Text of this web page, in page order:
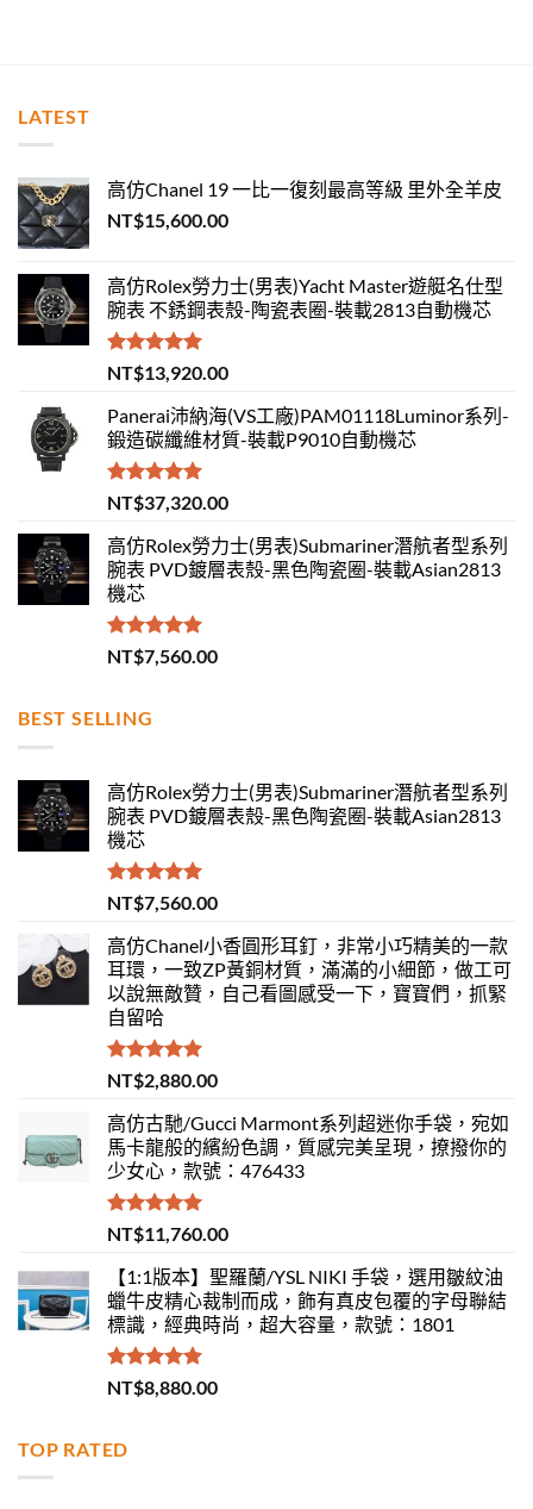
LATEST
高仿Chanel 19 一比一復刻最高等級 里外全羊皮
NT$15,600.00
高仿Rolex勞力士(男表)Yacht Master遊艇名仕型
腕表 不銹鋼表殼-陶瓷表圈-裝載2813自動機芯
評分5.00
滿分 5
NT$13,920.00
Panerai沛納海(VS工廠)PAM01118Luminor系列-
鍛造碳纖維材質-裝載P9010自動機芯
評分5.00
滿分 5
NT$37,320.00
高仿Rolex勞力士(男表)Submariner潛航者型系列
腕表 PVD鍍層表殼-黑色陶瓷圈-裝載Asian2813
機芯
評分 5.00
滿分 5
NT$7,560.00
BEST SELLING
高仿Rolex勞力士(男表)Submariner潛航者型系列
腕表 PVD鍍層表殼-黑色陶瓷圈-裝載Asian2813
機芯
評分 5.00
滿分 5
NT$7,560.00
高仿Chanel小香圓形耳釘，非常小巧精美的一款
耳環，一致ZP黃銅材質，滿滿的小細節，做工可
以說無敵贊，自己看圖感受一下，寶寶們，抓緊
自留哈
評分 5.00
滿分 5
NT$2,880.00
高仿古馳/Gucci Marmont系列超迷你手袋，宛如
馬卡龍般的繽紛色調，質感完美呈現，撩撥你的
少女心，款號：476433
評分5.00
滿分 5
NT$11,760.00
【1:1版本】聖羅蘭/YSL NIKI 手袋，選用皺紋油
蠟牛皮精心裁制而成，飾有真皮包覆的字母聯結
標識，經典時尚，超大容量，款號：1801
評分 5.00
滿分 5
NT$8,880.00
TOP RATED